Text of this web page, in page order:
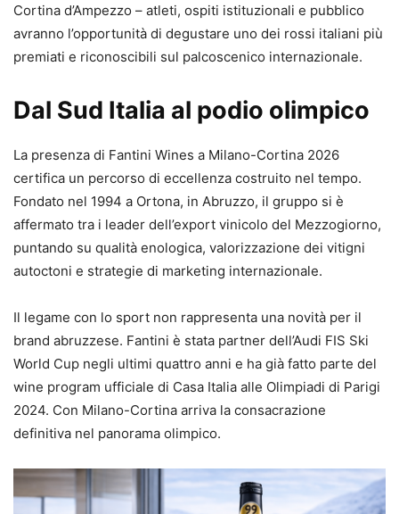
Cortina d’Ampezzo – atleti, ospiti istituzionali e pubblico
avranno l’opportunità di degustare uno dei rossi italiani più
premiati e riconoscibili sul palcoscenico internazionale.
Dal Sud Italia al podio olimpico
La presenza di Fantini Wines a Milano-Cortina 2026
certifica un percorso di eccellenza costruito nel tempo.
Fondato nel 1994 a Ortona, in Abruzzo, il gruppo si è
affermato tra i leader dell’export vinicolo del Mezzogiorno,
puntando su qualità enologica, valorizzazione dei vitigni
autoctoni e strategie di marketing internazionale.
Il legame con lo sport non rappresenta una novità per il
brand abruzzese. Fantini è stata partner dell’Audi FIS Ski
World Cup negli ultimi quattro anni e ha già fatto parte del
wine program ufficiale di Casa Italia alle Olimpiadi di Parigi
2024. Con Milano-Cortina arriva la consacrazione
definitiva nel panorama olimpico.